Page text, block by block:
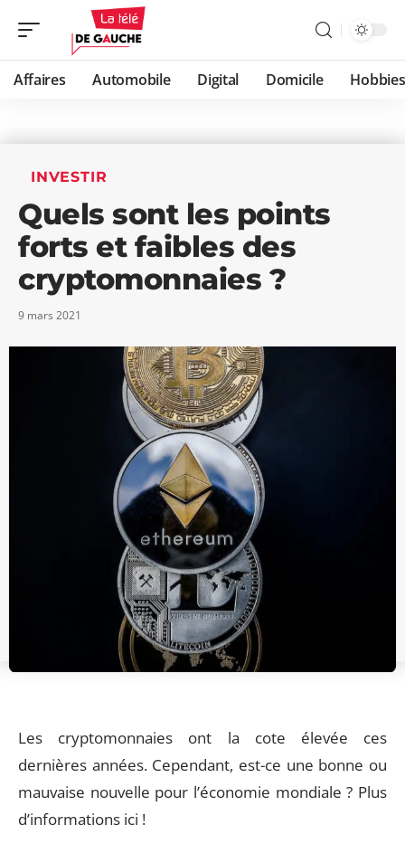
Affaires Automobile Digital Domicile Hobbies
INVESTIR
Quels sont les points
forts et faibles des
cryptomonnaies ?
9 mars 2021
Les cryptomonnaies ont la cote élevée ces
dernières années. Cependant, est-ce une bonne ou
mauvaise nouvelle pour l’économie mondiale ? Plus
d’informations ici !